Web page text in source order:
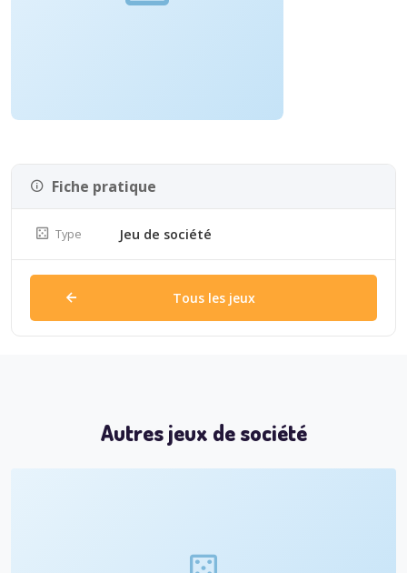
Fiche pratique
Type Jeu de société
Tous les jeux
Autres jeux de société